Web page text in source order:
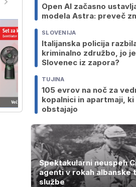
Open AI začasno
modela Astra: preveč
SLOVENIJA
Italijanska policija
kriminalno združbo, jo
Slovenec iz zapora?
TUJINA
105 evrov na noč za
kopalnici in apartmaji, ki
obstajajo
Spektakularni neuspeh
agenti v rokah albanske
službe